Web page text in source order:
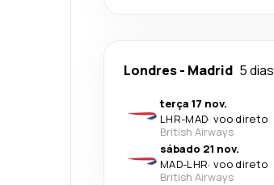
Londres- Madrid 5 dias
terça 17 nov.
LHR-MAD· voo direto
British Airways
sábado 21 nov.
MAD-LHR· voo direto
British Airways